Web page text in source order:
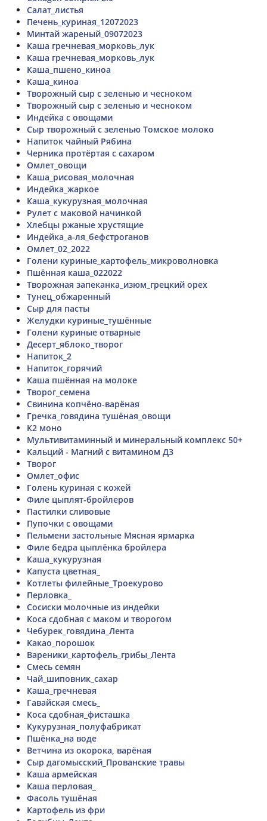
Салат_листья
Печень_куриная_12072023
Минтай жареный_09072023
Каша гречневая_морковь_лук
Каша гречневая_морковь_лук
Каша_пшено_киноа
Каша_киноа
Творожный сыр с зеленью и чесноком
Творожный сыр с зеленью и чесноком
Индейка с овощами
Сыр творожный с зеленью Томское молоко
Напиток чайный Рябина
Черника протёртая с сахаром
Омлет_овощи
Каша_рисовая_молочная
Индейка_жаркое
Каша_кукурузная_молочная
Рулет с маковой начинкой
Хлебцы ржаные хрустящие
Индейка_а-ля_бефстроганов
Омлет_02_2022
Голени куриные_картофель_микроволновка
Пшённая каша_022022
Творожная запеканка_изюм_грецкий орех
Тунец_обжаренный
Сыр для пасты
Желудки куриные_тушённые
Голени куриные отварные
Десерт_яблоко_творог
Напиток_2
Напиток_горячий
Каша пшённая на молоке
Творог_семена
Свинина копчёно-варёная
Гречка_говядина тушёная_овощи
К2 моно
Мультивитаминный и минеральный комплекс 50+
Кальций - Магний с витамином Д3
Творог
Омлет_офис
Голень куриная с кожей
Филе цыплят-бройлеров
Пастилки сливовые
Пупочки с овощами
Пельмени застольные Мясная ярмарка
Филе бедра цыплёнка бройлера
Каша_кукурузная
Капуста цветная_
Котлеты филейные_Троекурово
Перловка_
Сосиски молочные из индейки
Коса сдобная с маком и творогом
Чебурек_говядина_Лента
Какао_порошок
Вареники_картофель_грибы_Лента
Смесь семян
Чай_шиповник_сахар
Каша_гречневая
Гавайская смесь_
Коса сдобная_фисташка
Кукурузная_полуфабрикат
Пшёнка_на воде
Ветчина из окорока, варёная
Сыр дагомысский_Прованские травы
Каша армейская
Каша перловая_
Фасоль тушёная
Картофель из фри